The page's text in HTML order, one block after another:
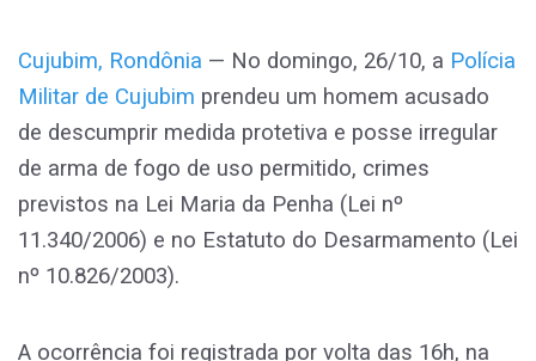
Cujubim, Rondônia — No domingo, 26/10, a Polícia
Militar de Cujubim prendeu um homem acusado
de descumprir medida protetiva e posse irregular
de arma de fogo de uso permitido, crimes
previstos na Lei Maria da Penha (Lei nº
11.340/2006) e no Estatuto do Desarmamento (Lei
nº 10.826/2003).
A ocorrência foi registrada por volta das 16h, na